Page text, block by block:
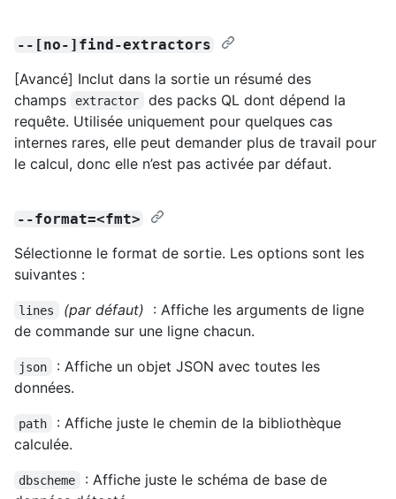
--[no-]find-extractors
[Avancé] Inclut dans la sortie un résumé des
champs
extractor
des packs QL dont dépend la
requête. Utilisée uniquement pour quelques cas
internes rares, elle peut demander plus de travail pour
le calcul, donc elle n’est pas activée par défaut.
--format=<fmt>
Sélectionne le format de sortie. Les options sont les
suivantes :
lines (par défaut) : Affiche les arguments de ligne
de commande sur une ligne chacun.
json
: Affiche un objet JSON avec toutes les
données.
path
: Affiche juste le chemin de la bibliothèque
calculée.
dbscheme
: Affiche juste le schéma de base de